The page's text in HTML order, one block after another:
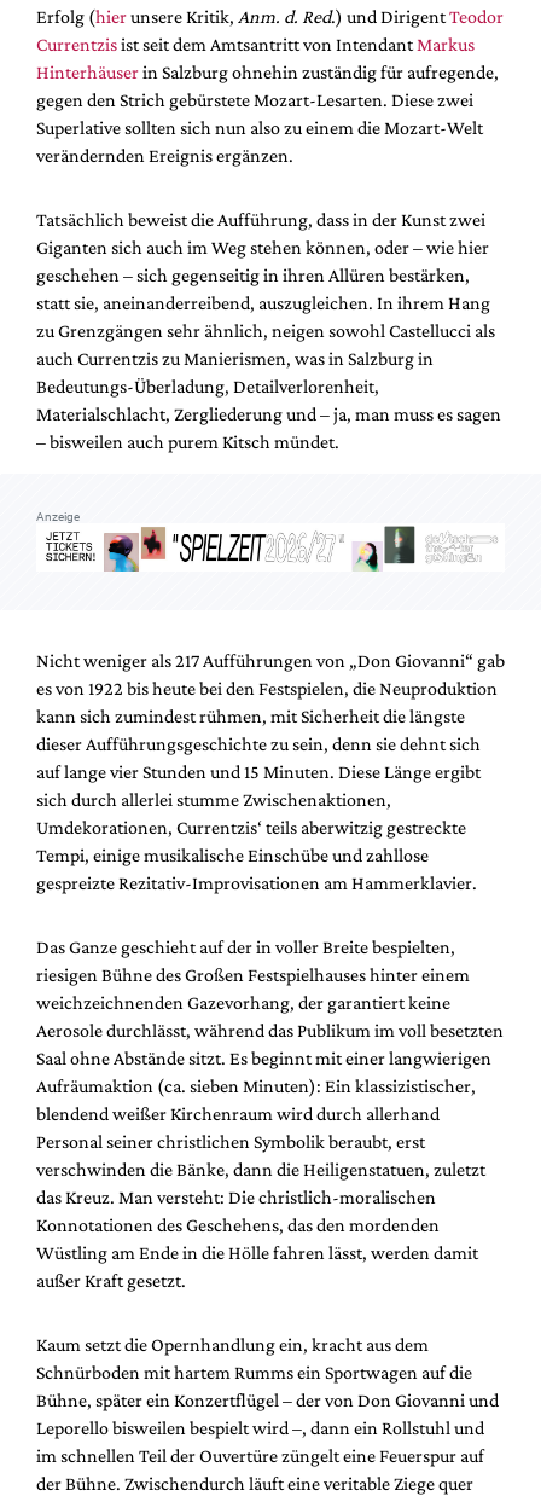
Erfolg (hierunsere Kritik, Anm. d. Red.) und DirigentTeodor
Currentzisist seit dem Amtsantritt von Intendant Markus
Hinterhäuserin Salzburg ohnehin zuständig für aufregende,
gegen den Strich gebürstete Mozart-Lesarten. Diese zwei
Superlative sollten sich nun also zu einem die Mozart-Welt
verändernden Ereignis ergänzen.
Tatsächlich beweist die Aufführung, dass in der Kunst zwei
Giganten sich auch im Weg stehen können, oder – wie hier
geschehen – sich gegenseitig in ihren Allüren bestärken,
statt sie, aneinanderreibend, auszugleichen. In ihrem Hang
zu Grenzgängen sehr ähnlich, neigen sowohl Castellucci als
auch Currentzis zu Manierismen, was in Salzburg in
Bedeutungs-Überladung, Detailverlorenheit,
Materialschlacht, Zergliederung und – ja, man muss es sagen
– bisweilen auch purem Kitsch mündet.
Anzeige
Nicht weniger als 217 Aufführungen von „Don Giovanni“ gab
es von 1922 bis heute bei den Festspielen, die Neuproduktion
kann sich zumindest rühmen, mit Sicherheit die längste
dieser Aufführungsgeschichte zu sein, denn sie dehnt sich
auf lange vier Stunden und 15 Minuten. Diese Länge ergibt
sich durch allerlei stumme Zwischenaktionen,
Umdekorationen, Currentzis‘ teils aberwitzig gestreckte
Tempi, einige musikalische Einschübe und zahllose
gespreizte Rezitativ-Improvisationen am Hammerklavier.
Das Ganze geschieht auf der in voller Breite bespielten,
riesigen Bühne des Großen Festspielhauses hinter einem
weichzeichnenden Gazevorhang, der garantiert keine
Aerosole durchlässt, während das Publikum im voll besetzten
Saal ohne Abstände sitzt. Es beginnt mit einer langwierigen
Aufräumaktion (ca. sieben Minuten): Ein klassizistischer,
blendend weißer Kirchenraum wird durch allerhand
Personal seiner christlichen Symbolik beraubt, erst
verschwinden die Bänke, dann die Heiligenstatuen, zuletzt
das Kreuz. Man versteht: Die christlich-moralischen
Konnotationen des Geschehens, das den mordenden
Wüstling am Ende in die Hölle fahren lässt, werden damit
außer Kraft gesetzt.
Kaum setzt die Opernhandlung ein, kracht aus dem
Schnürboden mit hartem Rumms ein Sportwagen auf die
Bühne, später ein Konzertflügel – der von Don Giovanni und
Leporello bisweilen bespielt wird –, dann ein Rollstuhl und
im schnellen Teil der Ouvertüre züngelt eine Feuerspur auf
der Bühne. Zwischendurch läuft eine veritable Ziege quer